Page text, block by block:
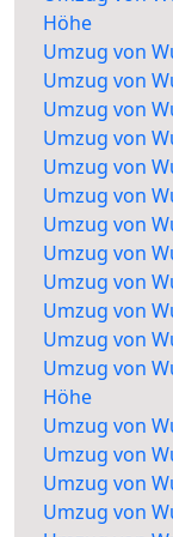
Höhe
Umzug von
Umzug von
Umzug von
Umzug von
Umzug von
Umzug von
Umzug von
Umzug von
Umzug von
Umzug von
Umzug von
Umzug von
Höhe
Umzug von
Umzug von
Umzug von
Umzug von